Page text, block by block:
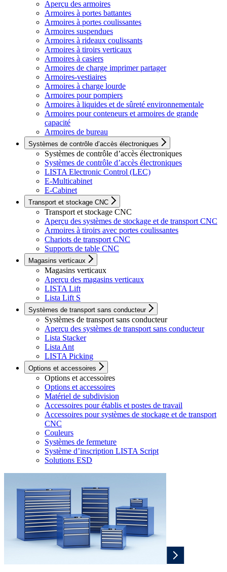
Aperçu des armoires
Armoires à portes battantes
Armoires à portes coulissantes
Armoires suspendues
Armoires à rideaux coulissants
Armoires à tiroirs verticaux
Armoires à casiers
Armoires de charge imprimer partager
Armoires-vestiaires
Armoires à charge lourde
Armoires pour pompiers
Armoires à liquides et de sûreté environnementale
Armoires pour conteneurs et armoires de grande
capacité
Armoires de bureau
Systèmes de contrôle d’accès électroniques
Systèmes de contrôle d’accès électroniques
Systèmes de contrôle d’accès électroniques
LISTA Electronic Control (LEC)
E-Multicabinet
E-Cabinet
Transport et stockage CNC
Transport et stockage CNC
Aperçu des systèmes de stockage et de transport CNC
Armoires à tiroirs avec portes coulissantes
Chariots de transport CNC
Supports de table CNC
Magasins verticaux
Magasins verticaux
Aperçu des magasins verticaux
LISTA Lift
Lista Lift S
Systèmes de transport sans conducteur
Systèmes de transport sans conducteur
Aperçu des systèmes de transport sans conducteur
Lista Stacker
Lista Ant
LISTA Picking
Options et accessoires
Options et accessoires
Options et accessoires
Matériel de subdivision
Accessoires pour établis et postes de travail
Accessoires pour systèmes de stockage et de transport
CNC
Couleurs
Systèmes de fermeture
Système d’inscription LISTA Script
Solutions ESD